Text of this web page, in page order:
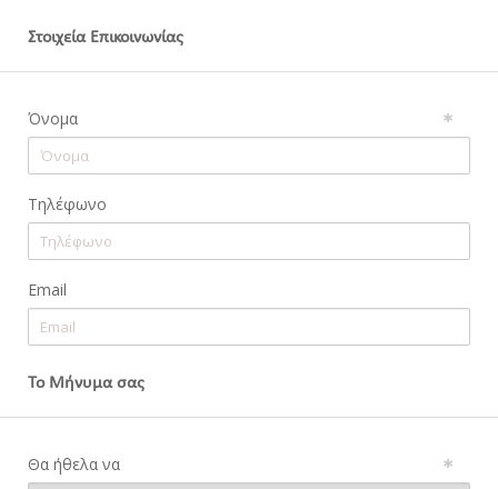
Στοιχεία Επικοινωνίας
Όνομα
Τηλέφωνο
Email
Το Μήνυμα σας
Θα ήθελα να